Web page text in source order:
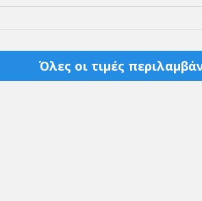
Όλες οι τιμές